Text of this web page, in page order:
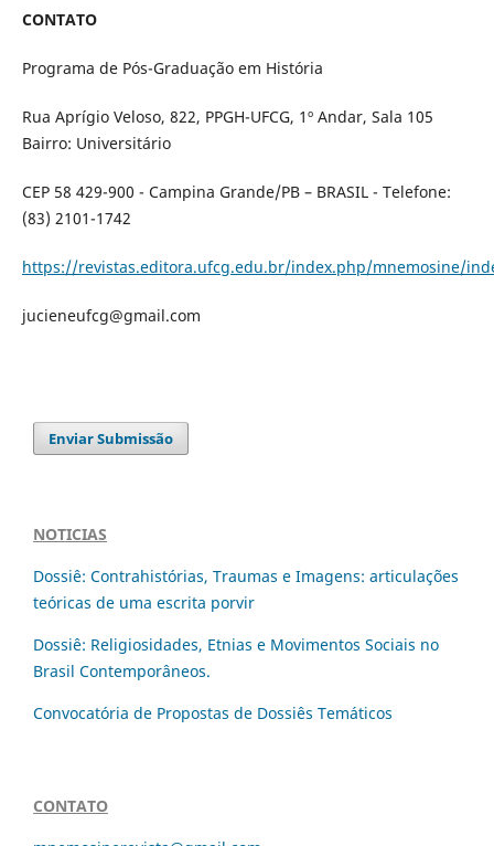
CONTATO
Programa de Pós-Graduação em História
Rua Aprígio Veloso, 822, PPGH-UFCG, 1º Andar, Sala 105
Bairro: Universitário
CEP 58 429-900 - Campina Grande/PB – BRASIL - Telefone:
(83) 2101-1742
https://revistas.editora.ufcg.edu.br/index.php/mnemosine/
jucieneufcg@gmail.com
Enviar Submissão
NOTICIAS
Dossiê: Contrahistórias, Traumas e Imagens: articulações
teóricas de uma escrita porvir
Dossiê: Religiosidades, Etnias e Movimentos Sociais no
Brasil Contemporâneos.
Convocatória de Propostas de Dossiês Temáticos
CONTATO